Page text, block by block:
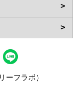
ーフラボ）